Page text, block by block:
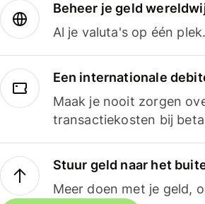
Beheer je geld
Al je valuta's op één
Een internationale
Maak je nooit zorgen
transactiekosten bij
Stuur geld naar het
Meer doen met je geld,